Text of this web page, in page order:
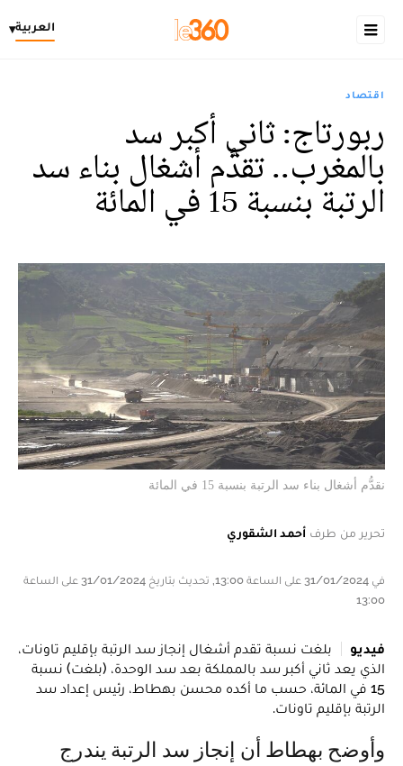
العربية▾
اقتصاد
ربورتاج: ثاني أكبر سد
بالمغرب.. تقدُّم أشغال بناء سد
الرتبة بنسبة 15 في المائة
نقدُّم أشغال بناء سد الرتبة بنسبة 15 في المائة
تحرير من طرف أحمد الشقوري
في 31/01/2024 على الساعة 13:00, تحديث بتاريخ 31/01/2024 على الساعة
13:00
فيديو
بلغت نسبة تقدم أشغال إنجاز سد الرتبة بإقليم تاونات،
الذي يعد ثاني أكبر سد بالمملكة بعد سد الوحدة، (بلغت) نسبة
15 في المائة، حسب ما أكده محسن بهطاط، رئيس إعداد سد
الرتبة بإقليم تاونات.
وأوضح بهطاط أن إنجاز سد الرتبة يندرج